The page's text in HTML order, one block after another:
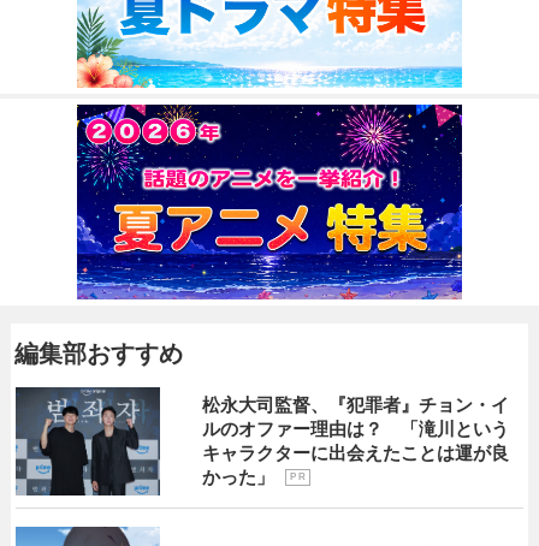
編集部おすすめ
松永大司監督、『犯罪者』チョン・イ
ルのオファー理由は？ 「滝川という
キャラクターに出会えたことは運が良
かった」
P R